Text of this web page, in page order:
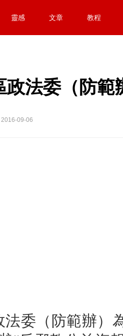
靈感 文章 教程
政法委（防
09-06
委（防範辦）